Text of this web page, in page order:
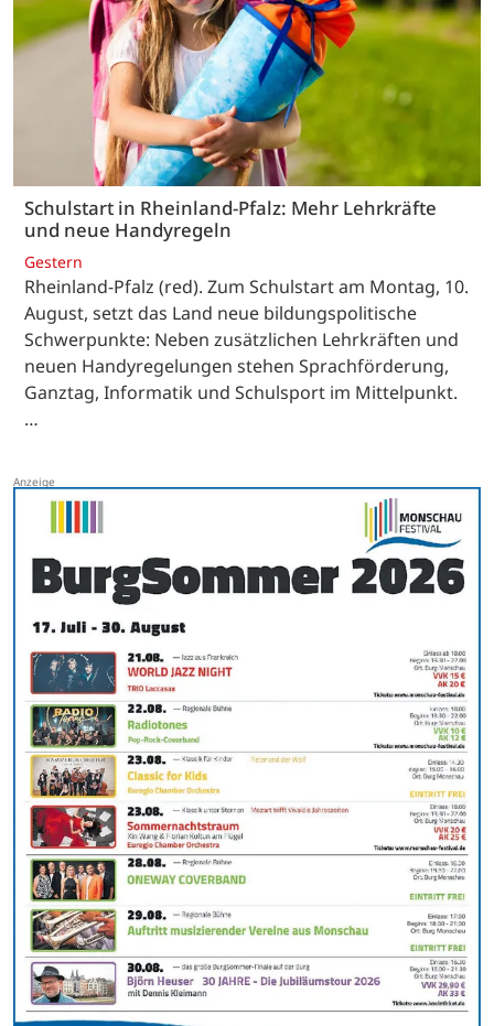
Schulstart in Rheinland-Pfalz: Mehr Lehrkräfte
und neue Handyregeln
Gestern
Rheinland-Pfalz (red). Zum Schulstart am Montag, 10.
August, setzt das Land neue bildungspolitische
Schwerpunkte: Neben zusätzlichen Lehrkräften und
neuen Handyregelungen stehen Sprachförderung,
Ganztag, Informatik und Schulsport im Mittelpunkt.
…